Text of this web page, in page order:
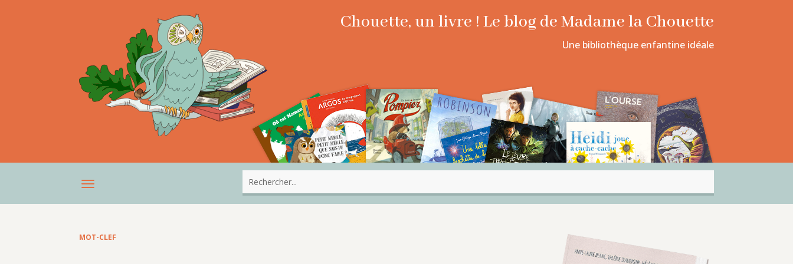
Chouette, un livre ! Le blog de Madame la Chouette
Une bibliothèque enfantine idéale
MOT-CLEF